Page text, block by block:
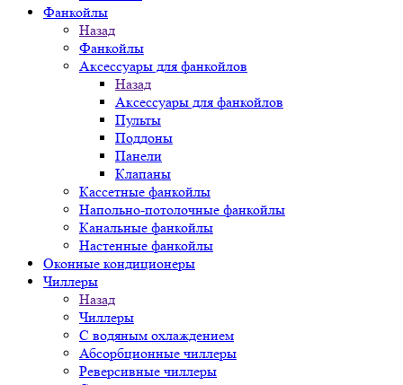
Фанкойлы
Назад
Фанкойлы
Аксессуары для фанкойлов
Назад
Аксессуары для фанкойлов
Пульты
Поддоны
Панели
Клапаны
Кассетные фанкойлы
Напольно-потолочные фанкойлы
Канальные фанкойлы
Настенные фанкойлы
Оконные кондиционеры
Чиллеры
Назад
Чиллеры
С водяным охлаждением
Абсорбционные чиллеры
Реверсивные чиллеры